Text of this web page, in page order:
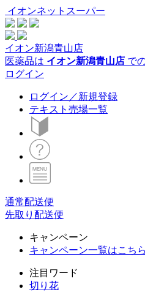
イオンネットスーパー
イオン新潟青山店
医薬品は イオン新潟青山店 で
ログイン
ログイン／新規登録
テキスト売場一覧
通常配送便
先取り配送便
キャンペーン
キャンペーン一覧はこちら
注目ワード
切り花